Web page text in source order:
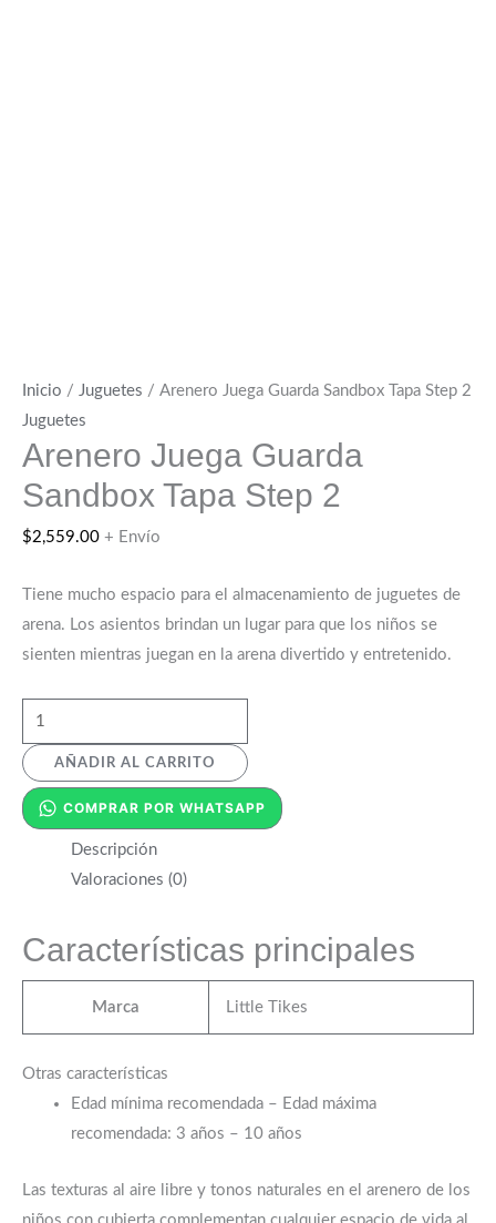
Inicio / Juguetes / Arenero Juega Guarda Sandbox Tapa Step 2
Juguetes
Arenero Juega Guarda
Sandbox Tapa Step 2
$2,559.00 + Envío
Tiene mucho espacio para el almacenamiento de juguetes de
arena. Los asientos brindan un lugar para que los niños se
sienten mientras juegan en la arena divertido y entretenido.
AÑADIR AL CARRITO
COMPRAR POR WHATSAPP
Descripción
Valoraciones (0)
Características principales
Marca Little Tikes
Otras características
Edad mínima recomendada – Edad máxima
recomendada: 3 años – 10 años
Las texturas al aire libre y tonos naturales en el arenero de los